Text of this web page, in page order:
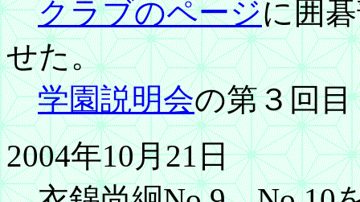
クラブのページに囲
せた。
学園説明会の第３回
2004年10月21日